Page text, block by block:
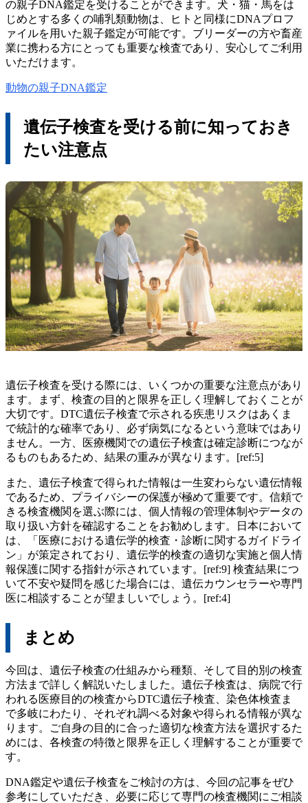
の親子DNA鑑定を受けることができます。犬・猫・馬をは
じめとする多くの哺乳類動物は、ヒトと同様にDNAプロフ
ァイルを用いた親子鑑定が可能です。ブリーダーの方や畜産
業に携わる方にとっても重要な検査であり、安心してご利用
いただけます。
動物の親子DNA鑑定
遺伝子検査を受ける前に知っておき
たい注意点
遺伝子検査を受ける際には、いくつかの重要な注意点があり
ます。まず、検査の目的と限界を正しく理解しておくことが
大切です。DTC遺伝子検査で示される疾患リスクはあくま
で統計的な確率であり、必ず病気になるという意味ではあり
ません。一方、医療機関での遺伝子検査は確定診断につなが
るものもあるため、結果の重みが異なります。[ref:5]
また、遺伝子検査で得られた情報は一生変わらない遺伝情報
であるため、プライバシーの保護が極めて重要です。信頼で
きる検査機関を選ぶ際には、個人情報の管理体制やデータの
取り扱い方針を確認することをお勧めします。日本において
は、「医療における遺伝学的検査・診断に関するガイドライ
ン」が策定されており、遺伝学的検査の適切な実施と個人情
報保護に関する指針が示されています。[ref:9] 検査結果につ
いて不安や疑問を感じた場合には、遺伝カウンセラーや専門
医に相談することが望ましいでしょう。[ref:4]
まとめ
今回は、遺伝子検査の仕組みから種類、そして目的別の検査
方法まで詳しく解説いたしました。遺伝子検査は、病院で行
われる医療目的の検査からDTC遺伝子検査、染色体検査ま
で多岐にわたり、それぞれ調べる対象や得られる情報が異な
ります。ご自身の目的に合った適切な検査方法を選択するた
めには、各検査の特徴と限界を正しく理解することが重要で
す。
DNA鑑定や遺伝子検査をご検討の方は、今回の記事をぜひ
参考にしていただき、必要に応じて専門の検査機関にご相談